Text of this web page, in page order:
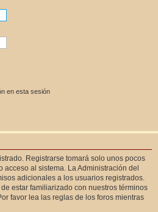
en esta sesión
Registrarse tomará solo unos pocos
acceso al sistema. La Administración del
adicionales a los usuarios registrados.
estar familiarizado con nuestros términos
favor lea las reglas de los foros mientras